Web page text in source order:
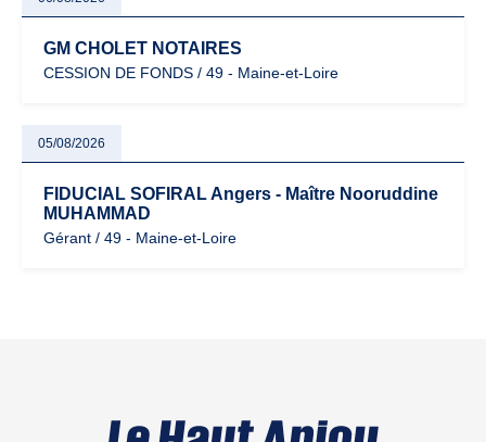
GM CHOLET NOTAIRES
CESSION DE FONDS / 49 - Maine-et-Loire
05/08/2026
FIDUCIAL SOFIRAL Angers - Maître Nooruddine
MUHAMMAD
Gérant / 49 - Maine-et-Loire